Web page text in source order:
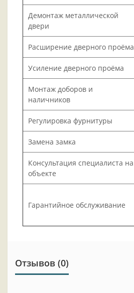
Демонтаж металлической
двери
Расширение дверного проёма
Усиление дверного проёма
Монтаж доборов и
наличников
Регулировка фурнитуры
Замена замка
Консультация специалиста на
объекте
Гарантийное обслуживание
Отзывов (0)